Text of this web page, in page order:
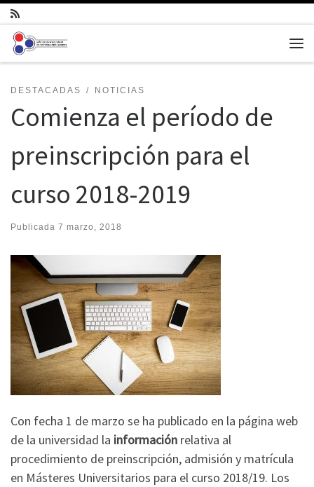
Saltar al contenido
DESTACADAS NOTICIAS
Comienza el período de
preinscripción para el
curso 2018-2019
Publicada 7 marzo, 2018
Con fecha 1 de marzo se ha publicado en la página web
de la universidad la información relativa al
procedimiento de preinscripción, admisión y matrícula
en Másteres Universitarios para el curso 2018/19. Los